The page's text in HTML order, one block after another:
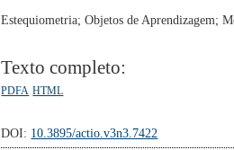
Estequiometria; Objetos de Aprendizagem;
Texto completo:
PDFA HTML
DOI: 10.3895/actio.v3n3.7422